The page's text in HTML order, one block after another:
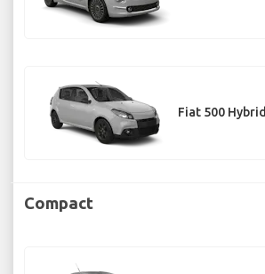
Fiat 500 Hybrid
Compact